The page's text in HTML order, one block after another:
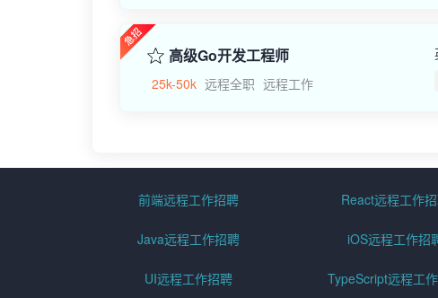
高级Go开发工程师
25k-50k 远程全职 远程工作
前端远程工作招聘 React远程工作
Java远程工作招聘 iOS远程工作招
UI远程工作招聘 TypeScript远程工